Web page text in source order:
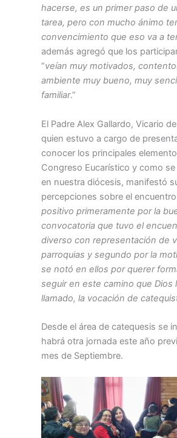
hacerse, es un primer paso de
tarea, pero con mucho ánimo
convencimiento que eso va a
además agregó que los
“veían muy motivados,
ambiente muy bueno, muy
familiar.”
El Padre Alex Gallardo, Vicario
quien estuvo a cargo de
conocer los principales
Congreso Eucarístico y como se
en nuestra diócesis, manifestó
percepciones sobre el
positivo primeramente por la
convocatoria que tuvo el
diverso con representación de
parroquias y segundo por la
se notó en ellos por querer
seguir en este camino que Dios
llamado, la vocación de
Desde el área de catequesis se
habrá otra jornada este año
mes de Septiembre.